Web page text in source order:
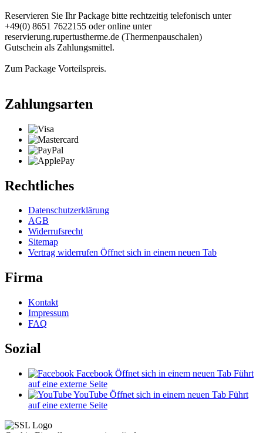
Reservieren Sie Ihr Package bitte rechtzeitig telefonisch unter
+49(0) 8651 7622155 oder online unter
reservierung.rupertustherme.de (Thermenpauschalen)
Gutschein als Zahlungsmittel.
Zum Package Vorteilspreis.
Zahlungsarten
Rechtliches
Datenschutzerklärung
AGB
Widerrufsrecht
Sitemap
Vertrag widerrufen Öffnet sich in einem neuen Tab
Firma
Kontakt
Impressum
FAQ
Sozial
Facebook Öffnet sich in einem neuen Tab Führt
auf eine externe Seite
YouTube Öffnet sich in einem neuen Tab Führt
auf eine externe Seite